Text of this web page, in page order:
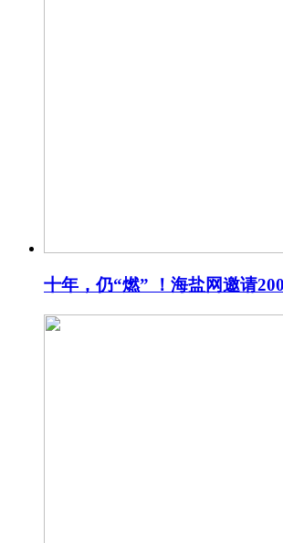
十年，仍“燃” ！海盐网邀请